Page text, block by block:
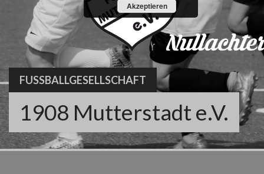
FUSSBALLGESELLSCHAFT
1908 Mutterstadt e.V.
Akzeptieren